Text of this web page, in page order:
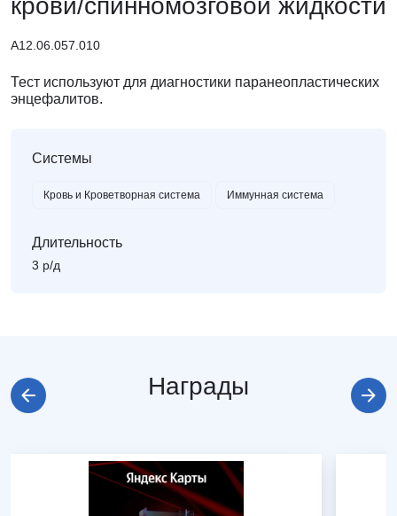
крови/спинномозговой жидкости
А12.06.057.010
Тест используют для диагностики паранеопластических
энцефалитов.
Системы
Кровь и Кроветворная система Иммунная система
Длительность
3 р/д
Награды